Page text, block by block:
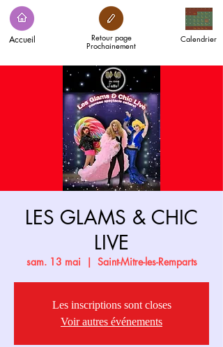
Accueil Calendrier
Retour page
Prochainement
LES GLAMS & CHIC
LIVE
sam. 13 mai
  |
Saint-Mitre-les-Remparts
Les inscriptions sont closes
Voir autres événements